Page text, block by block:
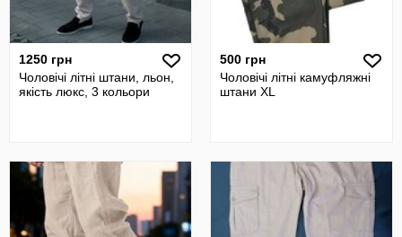
1250 грн
Чоловічі літні штани, льон,
якість люкс, 3 кольори
500 грн
Чоловічі літні камуфляжні
штани XL